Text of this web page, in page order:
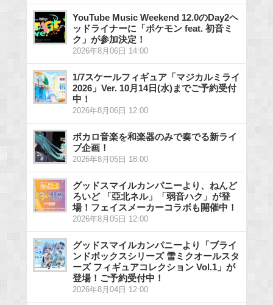
YouTube Music Weekend 12.0のDay2ヘ
ッドライナーに「ポケモン feat. 初音ミ
ク」が参加決定！
2026年8月06日 14:00
1/7スケールフィギュア「マジカルミライ
2026」Ver. 10月14日(水)までご予約受付
中！
2026年8月06日 12:00
ボカロ音楽を和楽器のみで奏でる新ライ
ブ企画！
2026年8月05日 18:00
グッドスマイルカンパニーより、ねんど
ろいど 「亞北ネル」「弱音ハク」が登
場！フェイスメーカーコラボも開催中！
2026年8月05日 12:00
グッドスマイルカンパニーより「ブライ
ンドボックスシリーズ 雪ミクオールスタ
ーズ フィギュアコレクション Vol.1」が
登場！ご予約受付中！
2026年8月04日 12:00